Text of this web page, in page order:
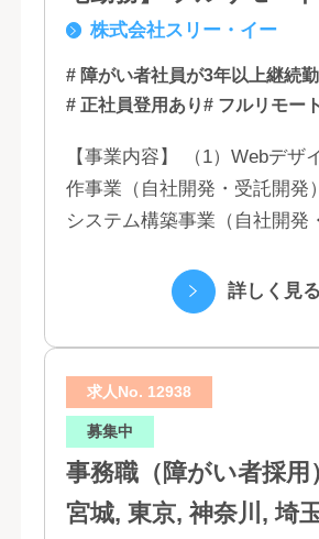
株式会社スリー・イー
# 障がい者社員が3年以上継続
# 正社員登用あり# フルリモート
【事業内容】 （1）Webデザ
作事業（自社開発・受託開発
システム構築事業（自社開発
（5）営業代行業務 （6...詳しく見る
求人No. 12938
募集中
事務職（障がい者採用） 北海
宮城, 東京, 神奈川, 埼